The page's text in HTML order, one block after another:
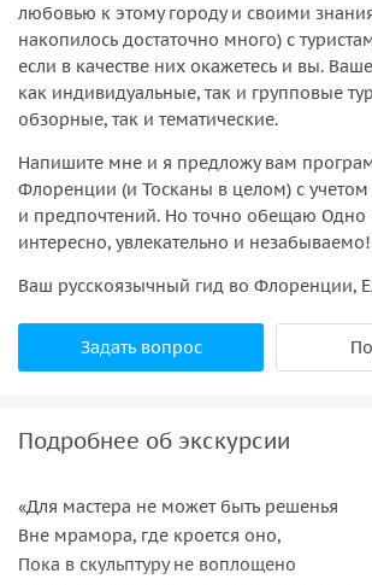
любовью к этому городу и своими
накопилось достаточно много) с
если в качестве них окажетесь и вы.
как индивидуальные, так и групповые
обзорные, так и тематические.
Напишите мне и я предложу вам
Флоренции (и Тосканы в целом) с
и предпочтений. Но точно обещаю Одно
интересно, увлекательно и незабываемо!
Ваш русскоязычный гид во Флоренции,
Задать вопрос
Подробнее об экскурсии
«Для мастера не может быть решенья
Вне мрамора, где кроется оно,
Пока в скульптуру не воплощено